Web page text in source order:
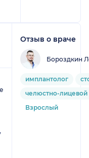
Отзыв о враче
Бороздкин
имплантолог
челюстно-лицевой
Взрослый